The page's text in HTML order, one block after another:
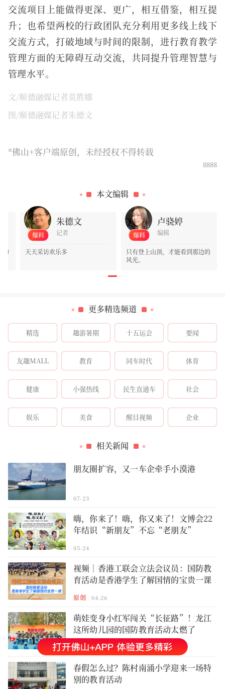
交流项目上能做得更深、更广，相互借鉴，相互提
升；也希望两校的行政团队充分利用更多线上线下
交流方式，打破地域与时间的限制，进行教育教学
管理方面的无障碍互动交流，共同提升管理智慧与
管理水平。
文/顺德融媒记者莫胜娜
图/顺德融媒记者朱德文
*佛山+客户端原创，未经授权不得转载
8888
本文编辑
的
爆料
朱德文
记者
天天采访欢乐多
爆料
卢骁婷
编辑
只有登上山顶，才能看到那边的
风光。
更多精选频道
精选 趣游暑期 十五运会 要闻
友趣MALL 教育 同车时代 体育
健康 小强热线 民生直通车 社会
娱乐 美食 醒目视频 企业
相关新闻
朋友圈扩容，又一车企牵手小漠港
07-23
嗨，你来了！嗨，你又来了！文博会22
年结识“新朋友”不忘“老朋友”
05-24
视频｜香港工联会立法会议员：国防教
育活动是香港学生了解国情的宝贵一课
原创 04-26
萌娃变身小红军闯关“长征路”！龙江
这所幼儿园的国防教育活动太燃了
原创 04-2
春假怎么过？陈村南涌小学迎来一场特
别的教育活动